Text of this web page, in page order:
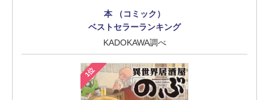
本 （コミック）
ベストセラーランキング
KADOKAWA調べ
1位